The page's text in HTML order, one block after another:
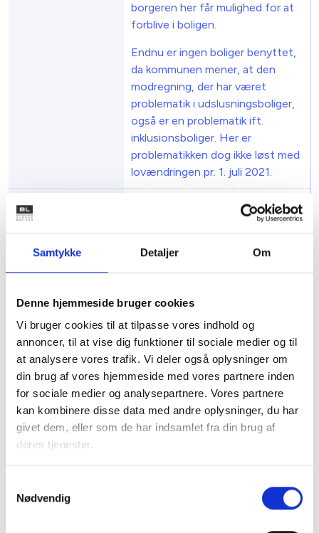
Samtykke Detaljer Om
Denne hjemmeside bruger cookies
Vi bruger cookies til at tilpasse vores indhold og
annoncer, til at vise dig funktioner til sociale medier og til
at analysere vores trafik. Vi deler også oplysninger om
din brug af vores hjemmeside med vores partnere inden
for sociale medier og analysepartnere. Vores partnere
kan kombinere disse data med andre oplysninger, du har
givet dem, eller som de har indsamlet fra din brug af
deres tjenester.
Nødvendig
borgeren her får mulighed for at
forblive i boligen.
Endnu er ingen boliger benyttet,
da kommunen mener, at den
modregning, der har været
problematik i udslusningsboliger,
også er en problematik ift.
inklusionsboliger. Her er
problematikken dog ikke løst med
lovændringen pr. 1. juli 2021.
Deleboliger/Co-
Living
Kommunen har mulighed for at
anvise i alt 150 personer pr. år til
både unge på vej mod
uddannelse og nyankomne
at kommunen løbende afsætter
midler til visitation og støtte.
Udfordringer: Skæve boliger:Etableres typisk
som småhuse i mindre enklaver.
Det kan være vanskeligt at finde